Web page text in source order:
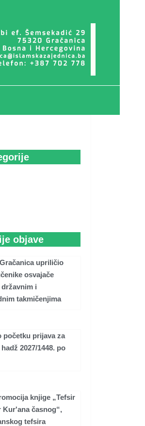
objave
upriličio
osvajače
državnim i
takmičenjima
početku prijava za
2027/1448. po
knjige „Tefsir
Kur'ana časnog“,
tefsira